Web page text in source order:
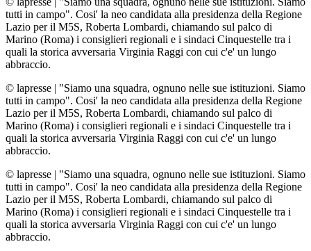
tutti in campo". Cosi' la neo candidata alla presidenza della Regione
Lazio per il M5S, Roberta Lombardi, chiamando sul palco di
Marino (Roma) i consiglieri regionali e i sindaci Cinquestelle tra i
quali la storica avversaria Virginia Raggi con cui c'e' un lungo
abbraccio.
© lapresse | "Siamo una squadra, ognuno nelle sue istituzioni. Siamo
tutti in campo". Cosi' la neo candidata alla presidenza della Regione
Lazio per il M5S, Roberta Lombardi, chiamando sul palco di
Marino (Roma) i consiglieri regionali e i sindaci Cinquestelle tra i
quali la storica avversaria Virginia Raggi con cui c'e' un lungo
abbraccio.
© lapresse | "Siamo una squadra, ognuno nelle sue istituzioni. Siamo
tutti in campo". Cosi' la neo candidata alla presidenza della Regione
Lazio per il M5S, Roberta Lombardi, chiamando sul palco di
Marino (Roma) i consiglieri regionali e i sindaci Cinquestelle tra i
quali la storica avversaria Virginia Raggi con cui c'e' un lungo
abbraccio.